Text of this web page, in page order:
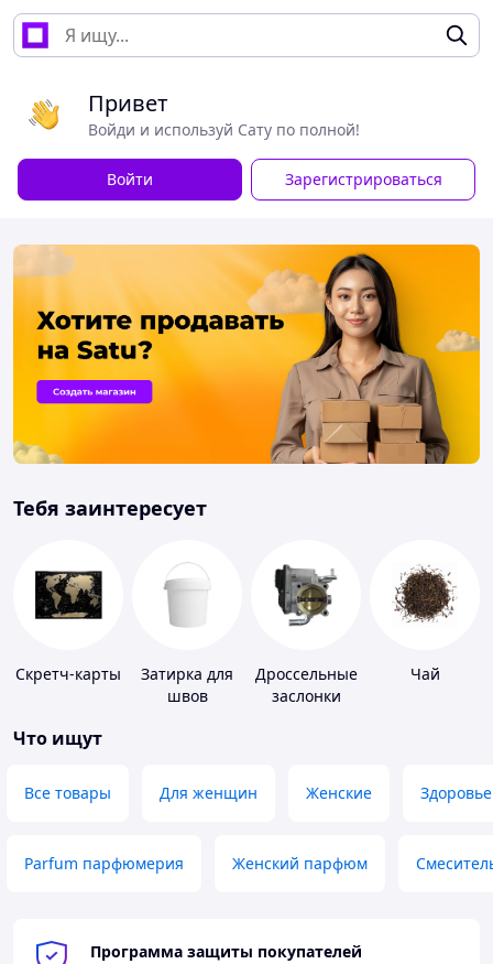
Привет
Войди и используй Сату по полной!
Войти Зарегистрироваться
Тебя заинтересует
Скретч-карты
Затирка для
швов
Дроссельные
заслонки
Чай
Что ищут
Все товары Для женщин Женские Здоровье
Parfum парфюмерия Женский парфюм
Программа защиты покупателей